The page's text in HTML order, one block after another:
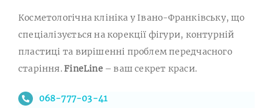
Косметологічна клініка у Івано-Франківську, що
спеціалізується на корекції фігури, контурній
пластиці та вирішенні проблем передчасного
старіння.FineLine– ваш секрет краси.
068-777-03-41